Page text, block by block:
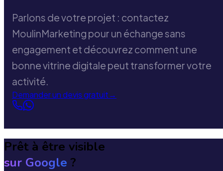
Parlons de votre projet : contactez
MoulinMarketing pour un échange sans
engagement et découvrez comment une
bonne vitrine digitale peut transformer votre
activité.
Demander un devis gratuit→
Prêt à être visible
sur Google ?